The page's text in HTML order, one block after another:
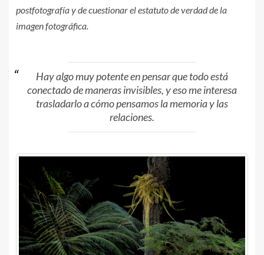
postfotografía y de cuestionar el estatuto de verdad de la
imagen fotográfica.
Hay algo muy potente en pensar que todo está
conectado de maneras invisibles, y eso me interesa
trasladarlo a cómo pensamos la memoria y las
relaciones.